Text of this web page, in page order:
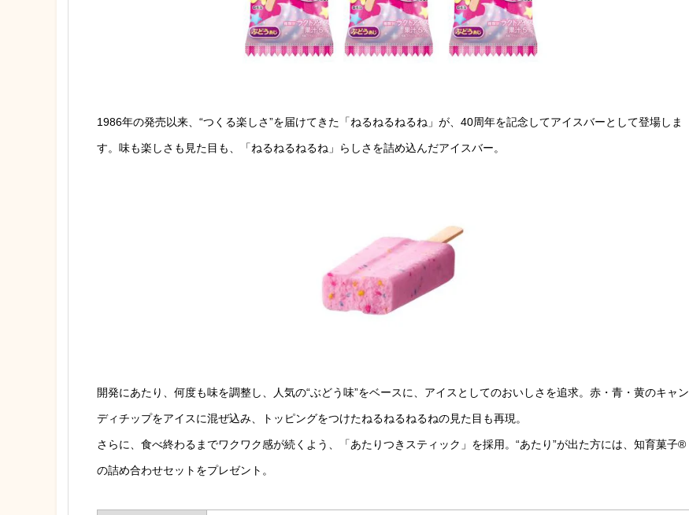
1986年の発売以来、“つくる楽しさ”を届けてきた「ねるねるねるね」が、40周年を記念してアイスバーとして登場しま
す。味も楽しさも見た目も、「ねるねるねるね」らしさを詰め込んだアイスバー。
開発にあたり、何度も味を調整し、人気の“ぶどう味”をベースに、アイスとしてのおいしさを追求。赤・青・黄のキャン
ディチップをアイスに混ぜ込み、トッピングをつけたねるねるねるねの見た目も再現。
さらに、食べ終わるまでワクワク感が続くよう、「あたりつきスティック」を採用。“あたり”が出た方には、知育菓子®
の詰め合わせセットをプレゼント。